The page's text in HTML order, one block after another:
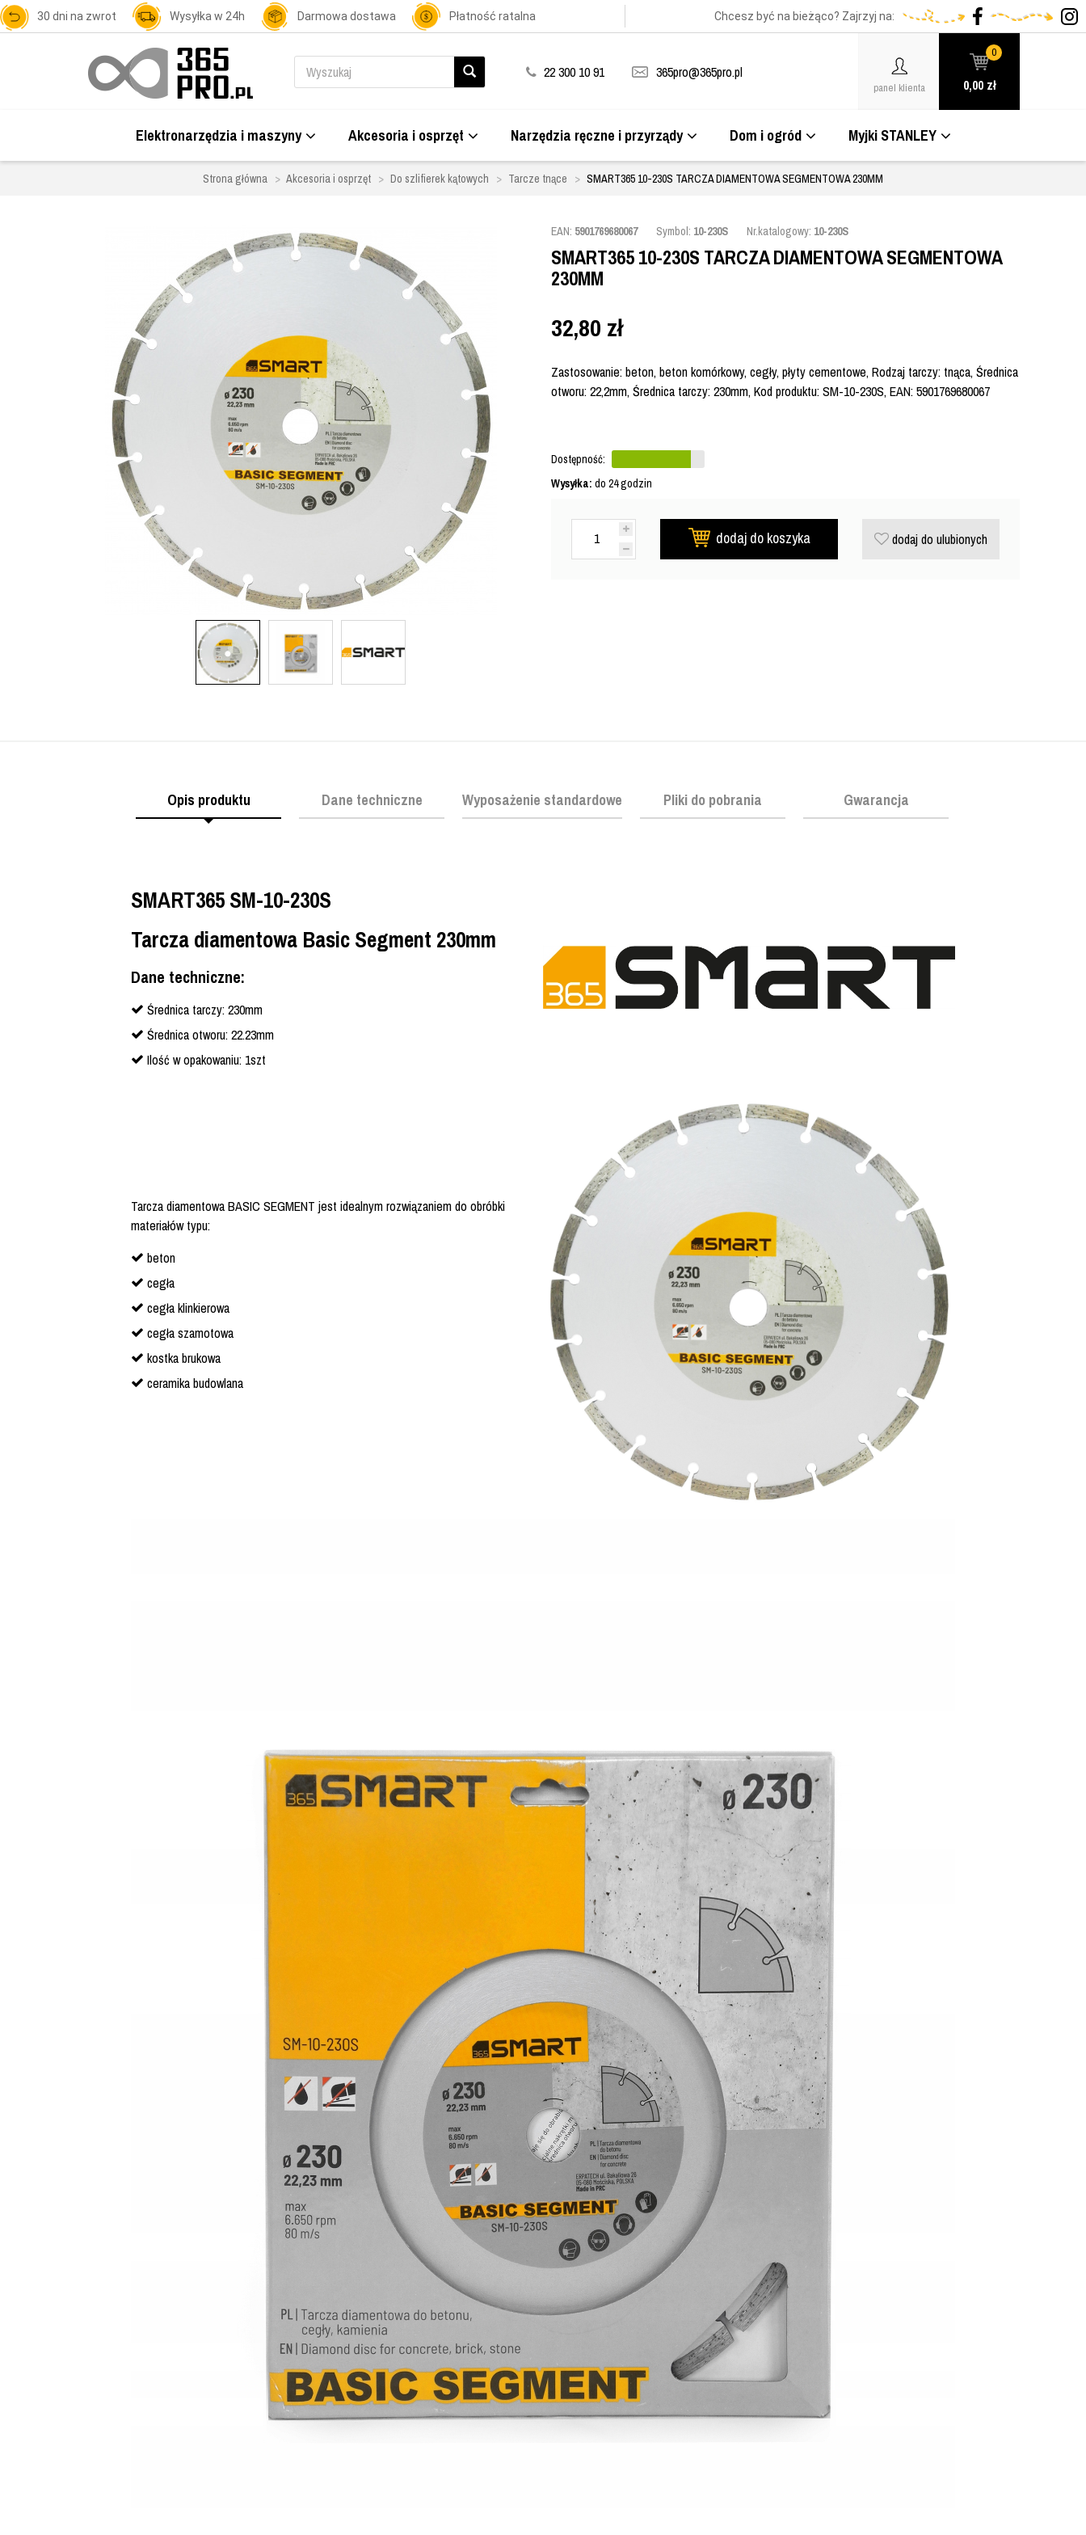
30 dni na zwrot Wysyłka w 24h Darmowa dostawa Płatność ratalna Chcesz być na bieżąco? Zajrzyj na:
22 300 10 91 365pro@365pro.pl
panel klienta
0
0,00 zł
Elektronarzędzia i maszyny Akcesoria i osprzęt Narzędzia ręczne i przyrządy Dom i ogród Myjki STANLEY
Strona główna Akcesoria i osprzęt Do szlifierek kątowych Tarcze tnące SMART365 10-230S TARCZA DIAMENTOWA SEGMENTOWA 230MM
EAN: 5901769680067 Symbol: 10-230S Nr.katalogowy: 10-230S
SMART365 10-230S TARCZA DIAMENTOWA SEGMENTOWA
230MM
32,80 zł
Zastosowanie: beton, beton komórkowy, cegły, płyty cementowe, Rodzaj tarczy: tnąca, Średnica
otworu: 22,2mm, Średnica tarczy: 230mm, Kod produktu: SM-10-230S, EAN: 5901769680067
Dostępność:
Wysyłka: do 24 godzin
dodaj do koszyka dodaj do ulubionych
Opis produktu Dane techniczne Wyposażenie standardowe Pliki do pobrania Gwarancja
SMART365 SM-10-230S
Tarcza diamentowa Basic Segment 230mm
Dane techniczne:
Średnica tarczy: 230mm
Średnica otworu: 22.23mm
Ilość w opakowaniu: 1szt
Tarcza diamentowa BASIC SEGMENT jest idealnym rozwiązaniem do obróbki
materiałów typu:
beton
cegła
cegła klinkierowa
cegła szamotowa
kostka brukowa
ceramika budowlana